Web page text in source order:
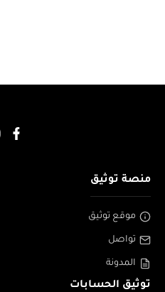
منصة توثيق
موقع توثيق
تواصل
المدونة
توثيق الحسابات